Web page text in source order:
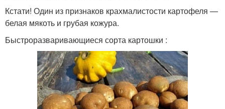
Кстати! Один из признаков крахмалистости картофеля —
белая мякоть и грубая кожура.
Быстроразваривающиеся сорта картошки :